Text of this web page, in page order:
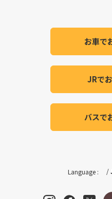
お車で
JRで
バスで
Language :